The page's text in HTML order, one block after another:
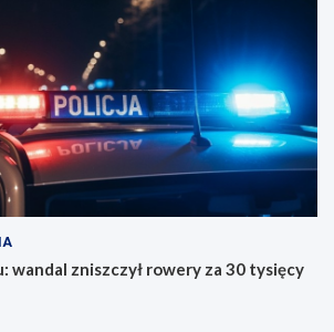
wandal zniszczył rowery za 30 tysięcy